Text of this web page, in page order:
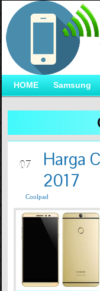
HOME Samsung
07
Harga
2017
Coolpad